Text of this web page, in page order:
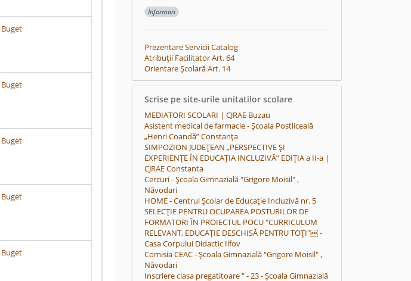
Buget
Buget
Buget
Buget
Buget
Informari
Prezentare Servicii Catalog
Atribuții Facilitator Art. 64
Orientare Școlară Art. 14
Scrise pe site-urile unitatilor scolare
MEDIATORI SCOLARI | CJRAE Buzau
Asistent medical de farmacie - Şcoala Postliceală
„Henri Coandă” Constanţa
SIMPOZION JUDEȚEAN „PERSPECTIVE ŞI
EXPERIENŢE ÎN EDUCAŢIA INCLUZIVĂ” EDIŢIA a II-a |
CJRAE Constanta
Cercuri - Școala Gimnazială "Grigore Moisil" ,
Năvodari
HOME - Centrul Școlar de Educație Incluzivă nr. 5
SELECȚIE PENTRU OCUPAREA POSTURILOR DE
FORMATORI ÎN PROIECTUL POCU "CURRICULUM
RELEVANT, EDUCAȚIE DESCHISĂ PENTRU TOȚI"￼ -
Casa Corpului Didactic Ilfov
Comisia CEAC - Școala Gimnazială "Grigore Moisil" ,
Năvodari
Inscriere clasa pregatitoare " - 23 - Școala Gimnazială